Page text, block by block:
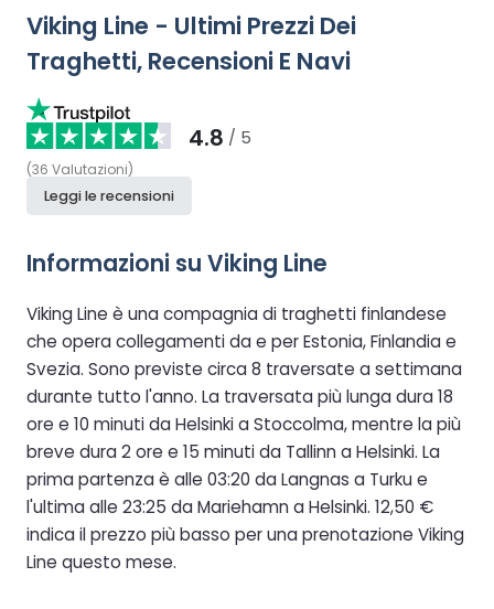
Viking Line - Ultimi Prezzi Dei
Traghetti, Recensioni E Navi
4.8 / 5
(36 Valutazioni)
Leggi le recensioni
Informazioni su Viking Line
Viking Line è una compagnia di traghetti finlandese
che opera collegamenti da e per Estonia, Finlandia e
Svezia. Sono previste circa 8 traversate a settimana
durante tutto l'anno. La traversata più lunga dura 18
ore e 10 minuti da Helsinki a Stoccolma, mentre la più
breve dura 2 ore e 15 minuti da Tallinn a Helsinki. La
prima partenza è alle 03:20 da Langnas a Turku e
l'ultima alle 23:25 da Mariehamn a Helsinki. 12,50 €
indica il prezzo più basso per una prenotazione Viking
Line questo mese.